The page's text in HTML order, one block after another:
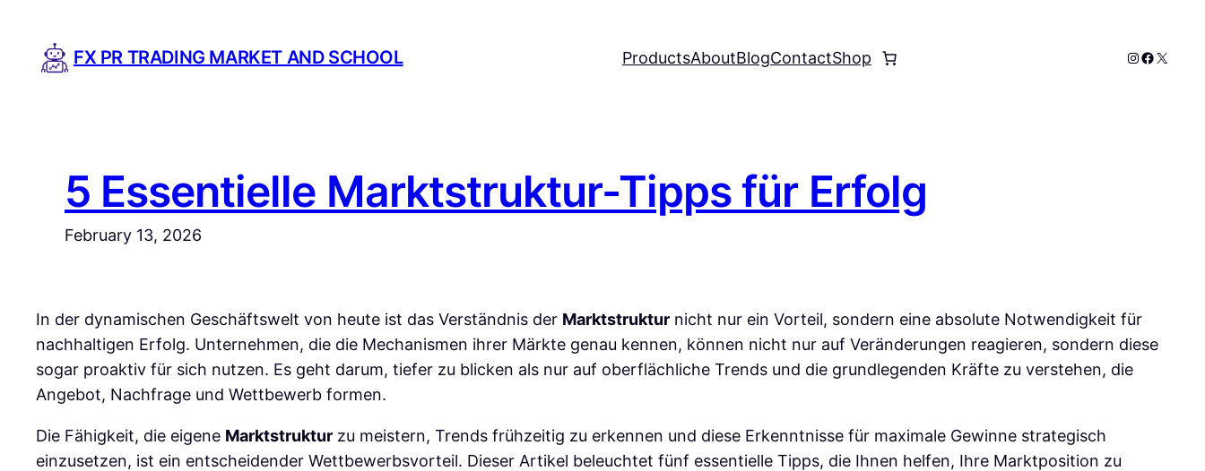
content
FX PR TRADING MARKET AND SCHOOL ProductsAboutBlogContactShop Instagram
X
5 Essentielle Marktstruktur-Tipps für Erfolg
February 13, 2026
In der dynamischen Geschäftswelt von heute ist das Verständnis der Marktstruktur nicht nur ein Vorteil, sondern eine absolute Notwendigkeit für
nachhaltigen Erfolg. Unternehmen, die die Mechanismen ihrer Märkte genau kennen, können nicht nur auf Veränderungen reagieren, sondern diese
sogar proaktiv für sich nutzen. Es geht darum, tiefer zu blicken als nur auf oberflächliche Trends und die grundlegenden Kräfte zu verstehen, die
Angebot, Nachfrage und Wettbewerb formen.
Die Fähigkeit, die eigene Marktstruktur zu meistern, Trends frühzeitig zu erkennen und diese Erkenntnisse für maximale Gewinne strategisch
einzusetzen, ist ein entscheidender Wettbewerbsvorteil. Dieser Artikel beleuchtet fünf essentielle Tipps, die Ihnen helfen, Ihre Marktposition zu